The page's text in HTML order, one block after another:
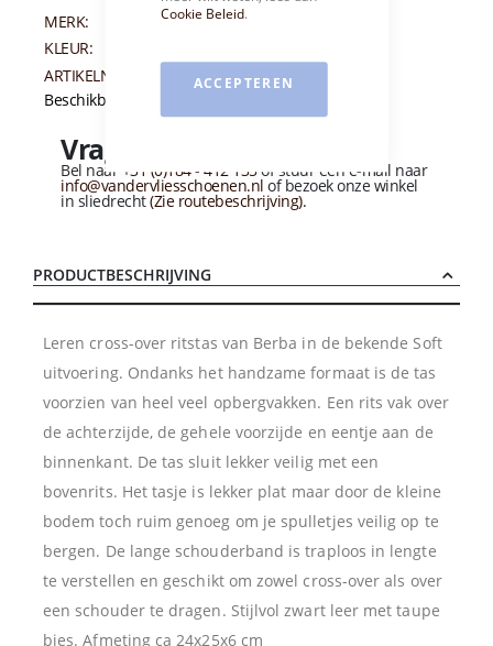
Cookie Beleid.
ACCEPTEREN
MERK:
BERBA
KLEUR:
ARTIKELNUMMER:
006021
Beschikbaarheid:
Vragen over dit product?
Bel naar +31 (0)184 - 412 135of stuur een e-mail naar
info@vandervliesschoenen.nl of bezoek onze winkel
in sliedrecht(Zie routebeschrijving).
PRODUCTBESCHRIJVING
Leren cross-over ritstas van Berba in de bekende Soft
uitvoering. Ondanks het handzame formaat is de tas
voorzien van heel veel opbergvakken. Een rits vak over
de achterzijde, de gehele voorzijde en eentje aan de
binnenkant. De tas sluit lekker veilig met een
bovenrits. Het tasje is lekker plat maar door de kleine
bodem toch ruim genoeg om je spulletjes veilig op te
bergen. De lange schouderband is traploos in lengte
te verstellen en geschikt om zowel cross-over als over
een schouder te dragen. Stijlvol zwart leer met taupe
bies. Afmeting ca 24x25x6 cm